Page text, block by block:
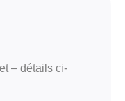
– détails ci-